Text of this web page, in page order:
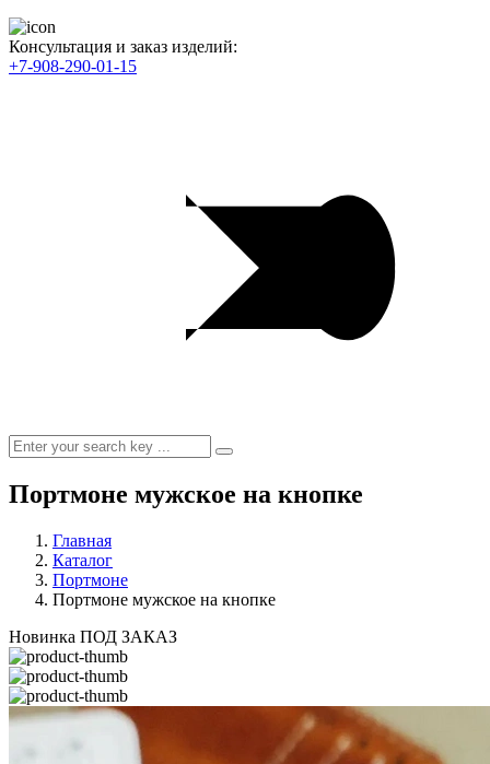
Консультация и заказ изделий:
+7-908-290-01-15
Портмоне мужское на кнопке
Главная
Каталог
Портмоне
Портмоне мужское на кнопке
Новинка ПОД ЗАКАЗ